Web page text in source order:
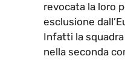
revocata la loro
esclusione
Infatti la
nella seconda